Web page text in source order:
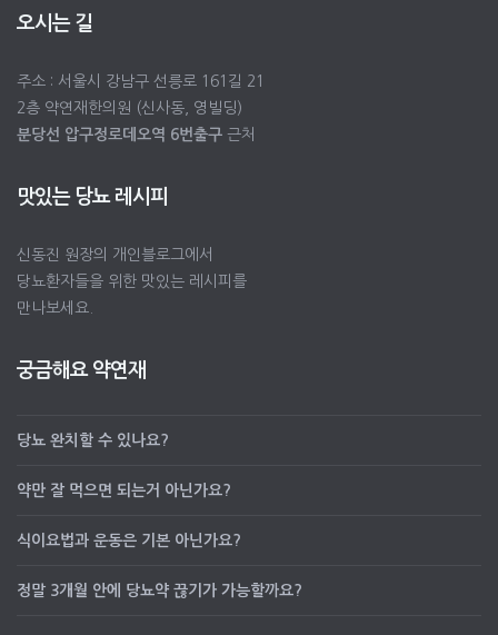
오시는 길
주소 : 서울시 강남구 선릉로 161길 21
2층 약연재한의원 (신사동, 영빌딩)
분당선 압구정로데오역 6번출구 근처
맛있는 당뇨 레시피
신동진 원장의 개인블로그에서
당뇨환자들을 위한 맛있는 레시피를
만나보세요.
궁금해요 약연재
당뇨 완치할 수 있나요?
약만 잘 먹으면 되는거 아닌가요?
식이요법과 운동은 기본 아닌가요?
정말 3개월 안에 당뇨약 끊기가 가능할까요?